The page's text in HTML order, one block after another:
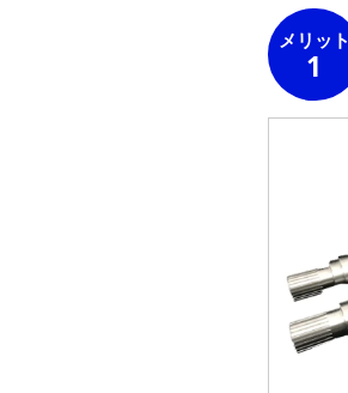
メリット
1